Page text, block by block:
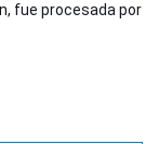
fue procesada por